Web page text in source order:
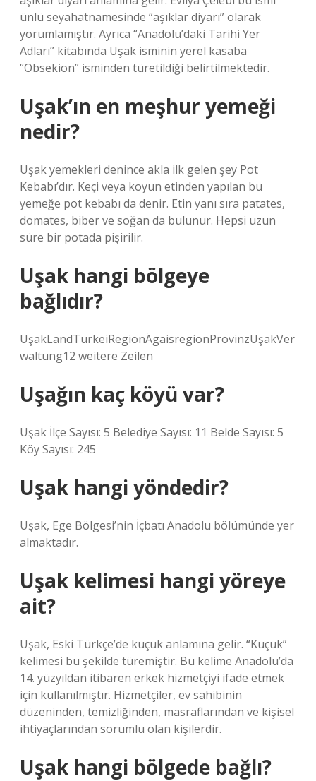
ünlü seyahatnamesinde “aşıklar diyarı” olarak
yorumlamıştır. Ayrıca “Anadolu’daki Tarihi Yer
Adları” kitabında Uşak isminin yerel kasaba
“Obsekion” isminden türetildiği belirtilmektedir.
Uşak’ın en meşhur yemeği
nedir?
Uşak yemekleri denince akla ilk gelen şey Pot
Kebabı’dır. Keçi veya koyun etinden yapılan bu
yemeğe pot kebabı da denir. Etin yanı sıra patates,
domates, biber ve soğan da bulunur. Hepsi uzun
süre bir potada pişirilir.
Uşak hangi bölgeye
bağlıdır?
UşakLandTürkeiRegionÄgäisregionProvinzUşakVer
waltung12 weitere Zeilen
Uşağın kaç köyü var?
Uşak İlçe Sayısı: 5 Belediye Sayısı: 11 Belde Sayısı: 5
Köy Sayısı: 245
Uşak hangi yöndedir?
Uşak, Ege Bölgesi’nin İçbatı Anadolu bölümünde yer
almaktadır.
Uşak kelimesi hangi yöreye
ait?
Uşak, Eski Türkçe’de küçük anlamına gelir. “Küçük”
kelimesi bu şekilde türemiştir. Bu kelime Anadolu’da
14. yüzyıldan itibaren erkek hizmetçiyi ifade etmek
için kullanılmıştır. Hizmetçiler, ev sahibinin
düzeninden, temizliğinden, masraflarından ve kişisel
ihtiyaçlarından sorumlu olan kişilerdir.
Uşak hangi bölgede bağlı?